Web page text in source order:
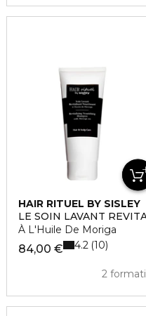
HAIR RITUEL BY SISLEY
LE SOIN LAVANT
À L'Huile De Moriga
84,00 €
2 formati
4.2 10